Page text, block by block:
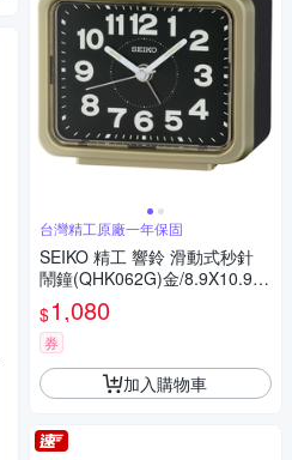
台灣精工原廠一年保固
SEIKO 精工 響鈴 滑動式秒針
鬧鐘(QHK062G)金/8.9X10.9c
m
$1,080
券
加入購物車